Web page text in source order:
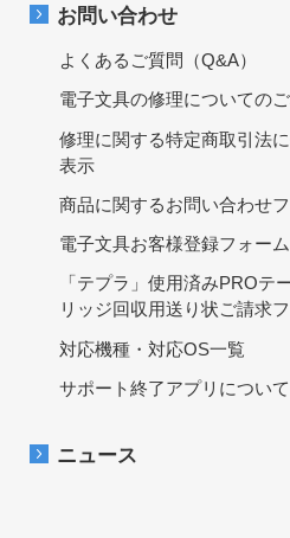
お問い合わせ
よくあるご質問（Q&A）
電子文具の修理についての
修理に関する特定商取引法に
表示
商品に関するお問い合わせ
電子文具お客様登録フォーム
「テプラ」使用済みPROテ
リッジ回収用送り状ご請求
対応機種・対応OS一覧
サポート終了アプリについて
ニュース